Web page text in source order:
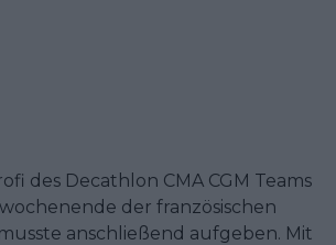
des Decathlon CMA CGM Teams
der französischen
anschließend aufgeben. Mit